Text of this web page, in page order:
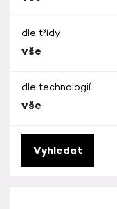
dle třídy
vše
dle technologií
vše
Vyhledat